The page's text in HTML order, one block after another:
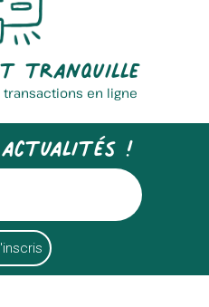
tranquille
en ligne
!